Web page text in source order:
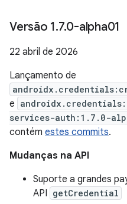
Versão 1.7.0-alpha01
22 abril de 2026
Lançamento de
e
services-auth:1.7.0-
contém estes commits.
Mudanças na API
Suporte a grandes
API getCredential